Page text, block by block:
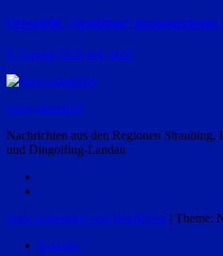
Ortsschild „Straubing“
8. August 2026 red_ra24
regio-aktuell24
Nachrichten aus den Regionen Straubing,
und Dingolfing-Landau
Stolz präsentiert von WordPress | Theme:
Kontakt